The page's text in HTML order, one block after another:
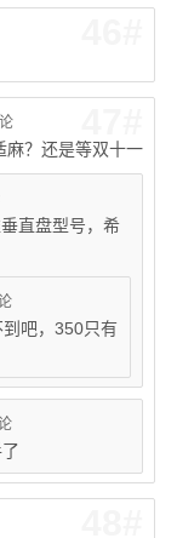
麻？还是等双十一
直盘型号，希
吧，350只有